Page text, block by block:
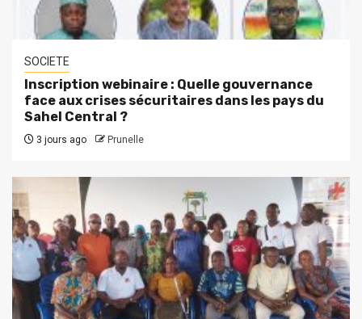
SOCIETE
Inscription webinaire : Quelle gouvernance
face aux crises sécuritaires dans les pays du
Sahel Central ?
3 jours ago Prunelle